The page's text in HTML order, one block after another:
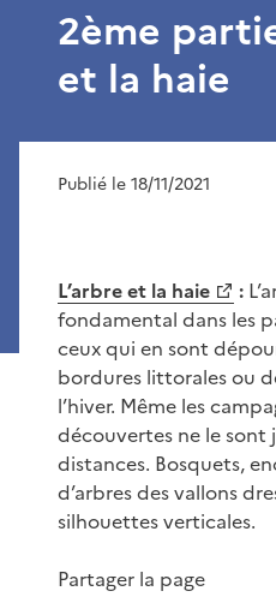
2ème
et la haie
Publié le 18/11/2021
L’arbre et la haie :
fondamental dans les
ceux qui en sont
bordures littorales ou
l’hiver. Même les
découvertes ne le sont
distances. Bosquets,
d’arbres des vallons
silhouettes verticales.
Partager la page